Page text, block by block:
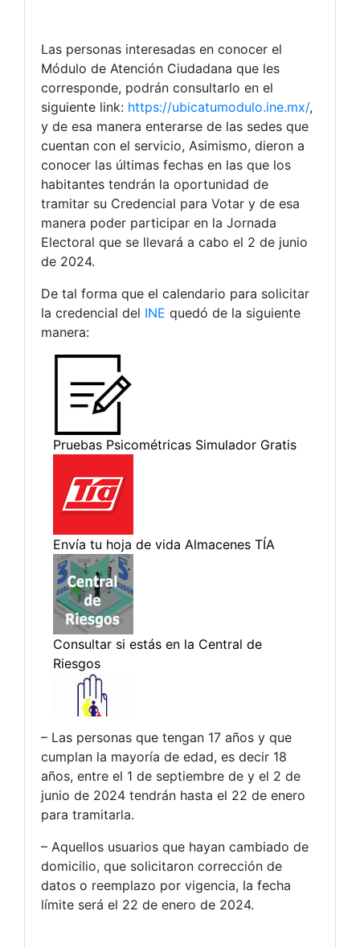
Las personas interesadas en conocer el
Módulo de Atención Ciudadana que les
corresponde, podrán consultarlo en el
siguiente link: https://ubicatumodulo.ine.mx/,
y de esa manera enterarse de las sedes que
cuentan con el servicio, Asimismo, dieron a
conocer las últimas fechas en las que los
habitantes tendrán la oportunidad de
tramitar su Credencial para Votar y de esa
manera poder participar en la Jornada
Electoral que se llevará a cabo el 2 de junio
de 2024.
De tal forma que el calendario para solicitar
la credencial del INE quedó de la siguiente
manera:
– Las personas que tengan 17 años y que
cumplan la mayoría de edad, es decir 18
años, entre el 1 de septiembre de y el 2 de
junio de 2024 tendrán hasta el 22 de enero
para tramitarla.
– Aquellos usuarios que hayan cambiado de
domicilio, que solicitaron corrección de
datos o reemplazo por vigencia, la fecha
límite será el 22 de enero de 2024.